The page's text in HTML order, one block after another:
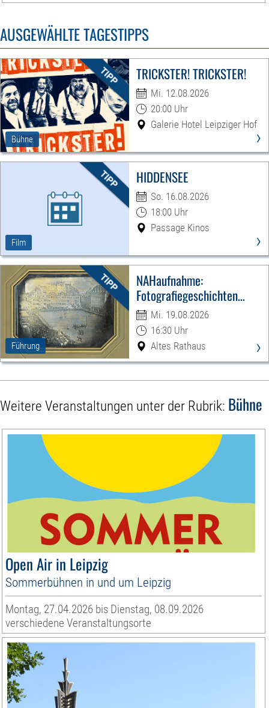
AUSGEWÄHLTE TAGESTIPPS
Bühne
TRICKSTER! TRICKSTER!
Mi. 12.08.2026
20:00 Uhr
Galerie Hotel Leipziger Hof
›
Film
HIDDENSEE
So. 16.08.2026
18:00 Uhr
Passage Kinos
›
Führung
NAHaufnahme:
Fotografiegeschichten
Leipzigs
Mi. 19.08.2026
16:30 Uhr
Altes Rathaus
›
Weitere Veranstaltungen unter der Rubrik: Bühne
Open Air in Leipzig
Sommerbühnen in und um Leipzig
Montag, 27.04.2026 bis Dienstag, 08.09.2026
verschiedene Veranstaltungsorte